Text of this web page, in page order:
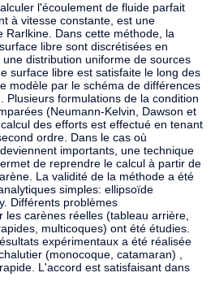
l'écoulement de fluide parfait
à vitesse constante, est une
Rarlkine. Dans cette méthode, la
libre sont discrétisées en
distribution uniforme de sources
surface libre est satisfaite le long des
modèle par le schéma de différences
Plusieurs formulations de la condition
(Neumann-Kelvin, Dawson et
des efforts est effectué en tenant
ordre. Dans le cas où
importants, une technique
de reprendre le calcul à partir de
La validité de la méthode a été
simples: ellipsoïde
Différents problèmes
carènes réelles (tableau arrière,
multicoques) ont été étudies.
expérimentaux a été réalisée
(monocoque, catamaran) ,
L'accord est satisfaisant dans